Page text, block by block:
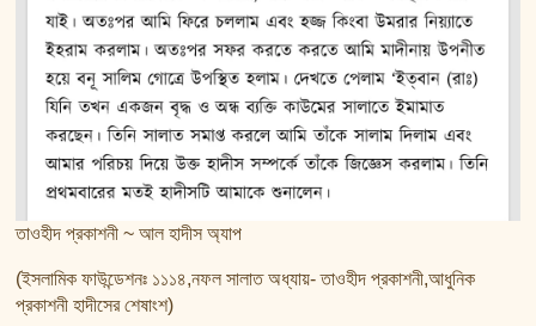
তাওহীদ প্রকাশনী ~ আল হাদীস অ্যাপ
(ইসলামিক ফাউন্ডেশনঃ ১১১৪,নফল সালাত অধ্যায়- তাওহীদ প্রকাশনী,আধুনিক
প্রকাশনী হাদীসের শেষাংশ)